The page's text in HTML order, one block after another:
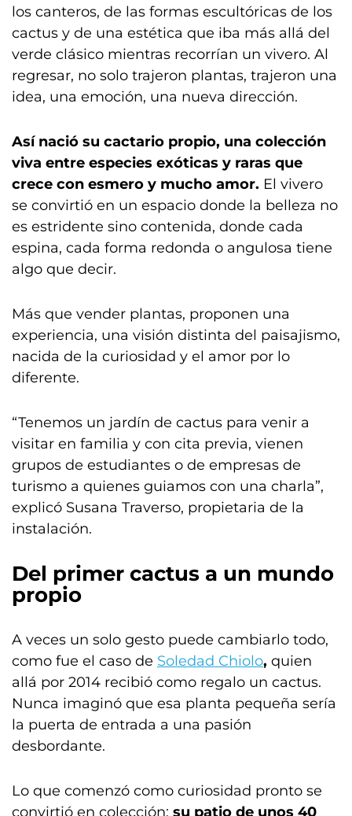
los canteros, de las formas escultóricas de los
cactus y de una estética que iba más allá del
verde clásico mientras recorrían un vivero. Al
regresar, no solo trajeron plantas, trajeron una
idea, una emoción, una nueva dirección.
Así nació su cactario propio, una colección
viva entre especies exóticas y raras que
crece con esmero y mucho amor. El vivero
se convirtió en un espacio donde la belleza no
es estridente sino contenida, donde cada
espina, cada forma redonda o angulosa tiene
algo que decir.
Más que vender plantas, proponen una
experiencia, una visión distinta del paisajismo,
nacida de la curiosidad y el amor por lo
diferente.
“Tenemos un jardín de cactus para venir a
visitar en familia y con cita previa, vienen
grupos de estudiantes o de empresas de
turismo a quienes guiamos con una charla”,
explicó Susana Traverso, propietaria de la
instalación.
Del primer cactus a un mundo
propio
A veces un solo gesto puede cambiarlo todo,
como fue el caso de Soledad Chiolo, quien
allá por 2014 recibió como regalo un cactus.
Nunca imaginó que esa planta pequeña sería
la puerta de entrada a una pasión
desbordante.
Lo que comenzó como curiosidad pronto se
convirtió en colección: su patio de unos 40